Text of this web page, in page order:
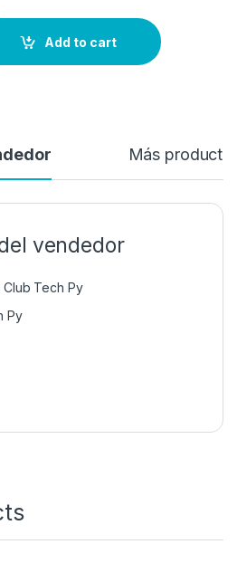
Add to cart
Más
vendedor
Club Tech Py
Py